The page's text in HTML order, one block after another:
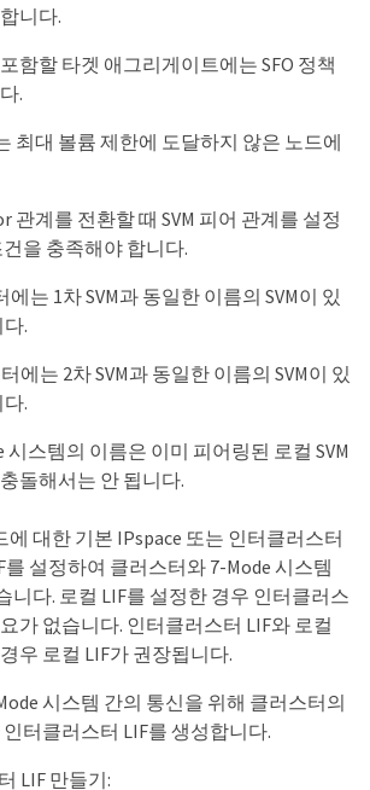
니다.
함할 타겟 애그리게이트에는 SFO 정책
.
최대 볼륨 제한에 도달하지 않은 노드에
관계를 전환할 때 SVM 피어 관계를 설정
을 충족해야 합니다.
에는 1차 SVM과 동일한 이름의 SVM이 있
.
에는 2차 SVM과 동일한 이름의 SVM이 있
.
시스템의 이름은 이미 피어링된 로컬 SVM
돌해서는 안 됩니다.
에 대한 기본 IPspace 또는 인터클러스터
를 설정하여 클러스터와 7-Mode 시스템
니다. 로컬 LIF를 설정한 경우 인터클러스
가 없습니다. 인터클러스터 LIF와 로컬
우 로컬 LIF가 권장됩니다.
시스템 간의 통신을 위해 클러스터의
터클러스터 LIF를 생성합니다.
LIF 만들기: